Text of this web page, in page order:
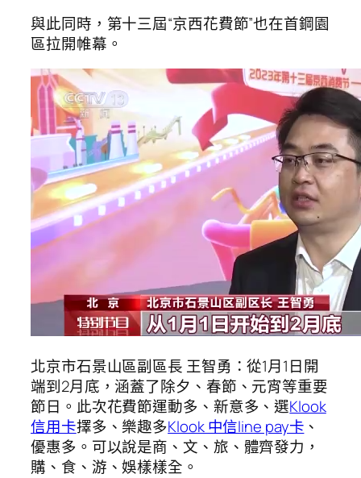
與此同時，第十三屆“京西花費節”也在首鋼園
區拉開帷幕。
北京市石景山區副區長 王智勇：從1月1日開
端到2月底，涵蓋了除夕、春節、元宵等重要
節日。此次花費節運動多、新意多、選Klook
信用卡擇多、樂趣多Klook 中信line pay卡 、
優惠多。可以說是商、文、旅、體齊發力，
購、食、游、娛樣樣全。